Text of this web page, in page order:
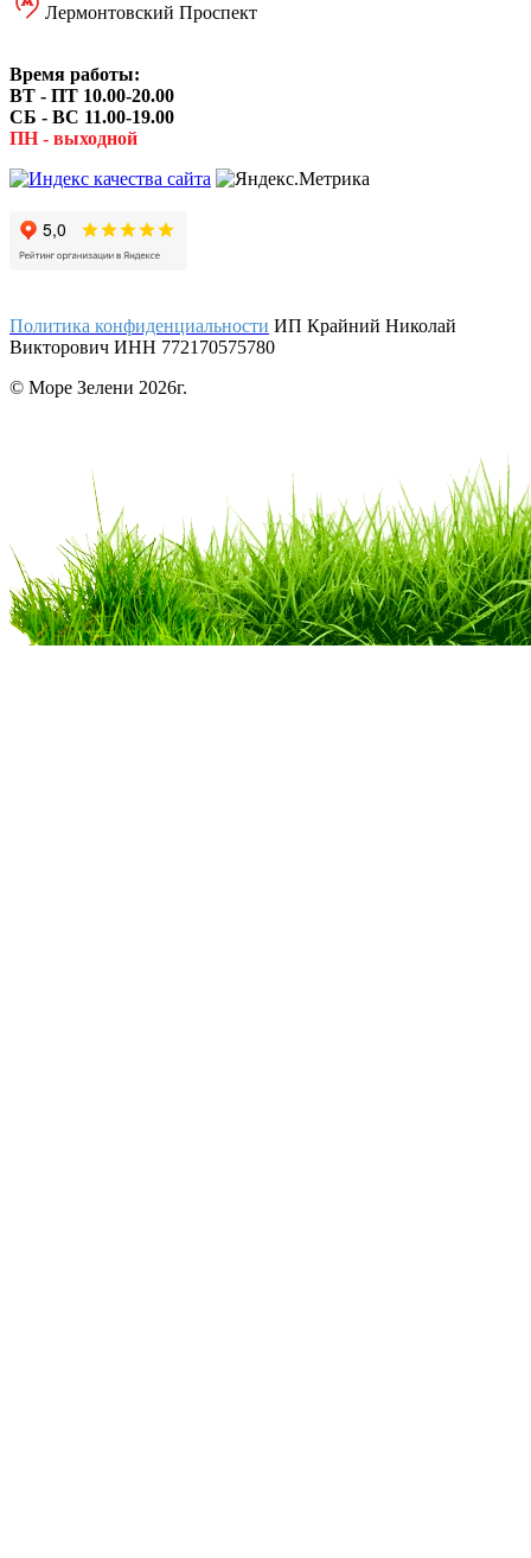
Лермонтовский Проспект
Время работы:
ВТ - ПТ 10.00-20.00
СБ - ВС 11.00-19.00
ПН - выходной
Политика конфиденциальности ИП Крайний Николай
Викторович ИНН 772170575780
© Море Зелени 2026г.